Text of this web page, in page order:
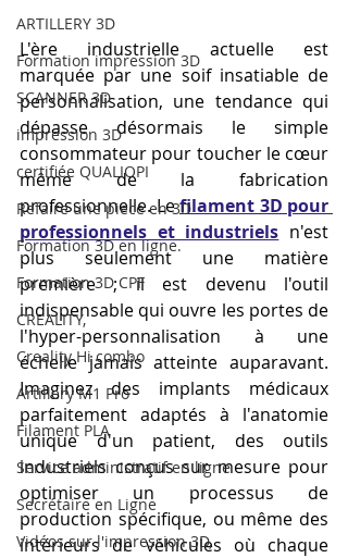
ARTILLERY 3D
Formation impression 3D
SCANNER 3D
impression 3D
certifiée QUALIOPI
Refaire une piece en 3D
Formation 3D en ligne.
Formation 3D CPF
CREALITY,
Creality Hi combo
Artillery M1 Pro
Filament PLA
Service administratif en ligne
Secrétaire en Ligne
Vidéos sur l'impression 3D,
L'ère industrielle actuelle est
marquée par une soif insatiable de
personnalisation, une tendance qui
dépasse désormais le simple
consommateur pour toucher le cœur
même de la fabrication
professionnelle. Le filament 3D pour
professionnels et industriels n'est
plus seulement une matière
première ; il est devenu l'outil
indispensable qui ouvre les portes de
l'hyper-personnalisation à une
échelle jamais atteinte auparavant.
Imaginez des implants médicaux
parfaitement adaptés à l'anatomie
unique d'un patient, des outils
industriels conçus sur mesure pour
optimiser un processus de
production spécifique, ou même des
intérieurs de véhicules où chaque